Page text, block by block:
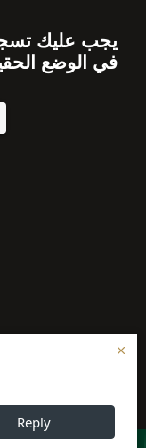
يجب عليك
في الوضع